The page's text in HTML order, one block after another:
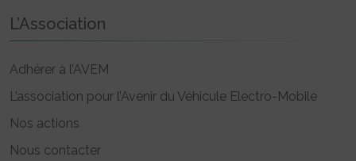
L’Association
Adhérer à l’AVEM
L’association pour l’Avenir du Véhicule Electro-Mobile
Nos actions
Nous contacter